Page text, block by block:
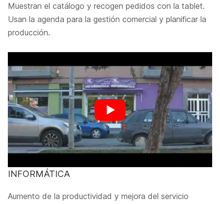
Muestran el catálogo y recogen pedidos con la tablet.
Usan la agenda para la gestión comercial y planificar la
producción.
INFORMÁTICA
Aumento de la productividad y mejora del servicio